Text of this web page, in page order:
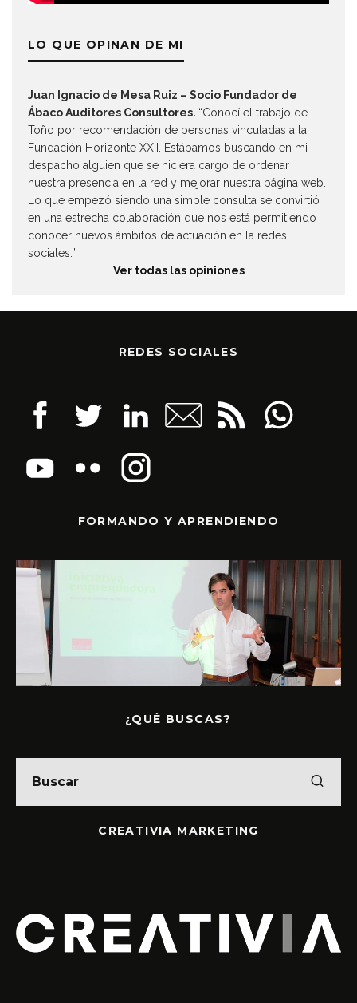
LO QUE OPINAN DE MI
Juan Ignacio de Mesa Ruiz – Socio Fundador de
Ábaco Auditores Consultores. “Conocí el trabajo de
Toño por recomendación de personas vinculadas a la
Fundación Horizonte XXII. Estábamos buscando en mi
despacho alguien que se hiciera cargo de ordenar
nuestra presencia en la red y mejorar nuestra página web.
Lo que empezó siendo una simple consulta se convirtió
en una estrecha colaboración que nos está permitiendo
conocer nuevos ámbitos de actuación en la redes
sociales.”
Ver todas las opiniones
REDES SOCIALES
FORMANDO Y APRENDIENDO
¿QUÉ BUSCAS?
CREATIVIA MARKETING